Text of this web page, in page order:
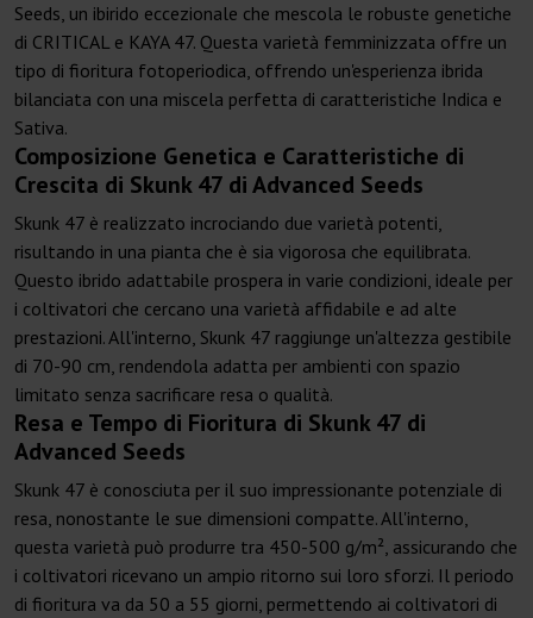
Seeds, un ibirido eccezionale che mescola le robuste genetiche
di CRITICAL e KAYA 47. Questa varietà femminizzata offre un
tipo di fioritura fotoperiodica, offrendo un'esperienza ibrida
bilanciata con una miscela perfetta di caratteristiche Indica e
Sativa.
Composizione Genetica e Caratteristiche di
Crescita di Skunk 47 di Advanced Seeds
Skunk 47 è realizzato incrociando due varietà potenti,
risultando in una pianta che è sia vigorosa che equilibrata.
Questo ibrido adattabile prospera in varie condizioni, ideale per
i coltivatori che cercano una varietà affidabile e ad alte
prestazioni. All'interno, Skunk 47 raggiunge un'altezza gestibile
di 70-90 cm, rendendola adatta per ambienti con spazio
limitato senza sacrificare resa o qualità.
Resa e Tempo di Fioritura di Skunk 47 di
Advanced Seeds
Skunk 47 è conosciuta per il suo impressionante potenziale di
resa, nonostante le sue dimensioni compatte. All'interno,
questa varietà può produrre tra 450-500 g/m², assicurando che
i coltivatori ricevano un ampio ritorno sui loro sforzi. Il periodo
di fioritura va da 50 a 55 giorni, permettendo ai coltivatori di